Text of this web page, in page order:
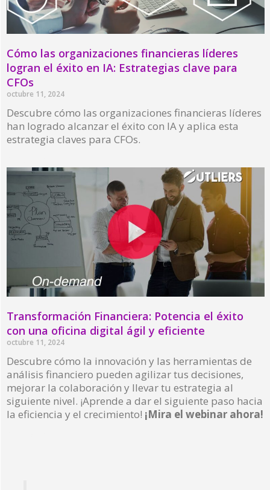
Cómo las organizaciones financieras líderes
logran el éxito en IA: Estrategias clave para
CFOs
octubre 11, 2024
Descubre cómo las organizaciones financieras líderes
han logrado alcanzar el éxito con IA y aplica esta
estrategia claves para CFOs.
Transformación Financiera: Potencia el éxito
con una oficina digital ágil y eficiente
octubre 11, 2024
Descubre cómo la innovación y las herramientas de
análisis financiero pueden agilizar tus decisiones,
mejorar la colaboración y llevar tu estrategia al
siguiente nivel. ¡Aprende a dar el siguiente paso hacia
la eficiencia y el crecimiento! ¡Mira el webinar ahora!